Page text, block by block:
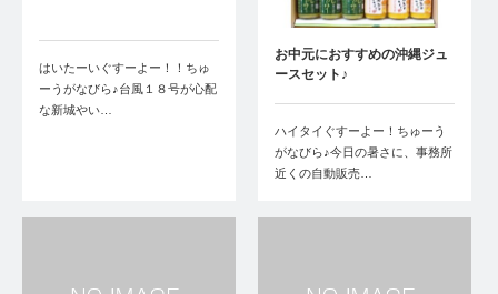
はいたーいぐすーよー！！ちゅ
ーうがなびら♪台風１８号が心配
な新城やい…
お中元におすすめの沖縄ジュ
ースセット♪
ハイタイぐすーよー！ちゅーう
がなびら♪今日の暑さに、事務所
近くの自動販売…